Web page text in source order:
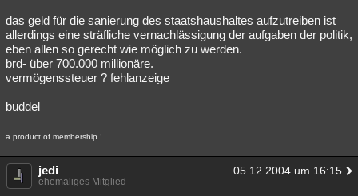
das geld für die sanierung des staatshaushaltes aufzutreiben ist
allerdings eine sträfliche vernachlässigung der aufgaben der politik,
eben allen so gerecht wie möglich zu werden.
brd- über 700.000 millionäre.
vermögenssteuer ? fehlanzeige
buddel
a product of membership !
jedi 05.12.2004 um 16:15
ehemaliges Mitglied